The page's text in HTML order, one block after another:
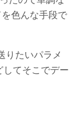
色んな手段で
りたいパラメ
してそこでデー